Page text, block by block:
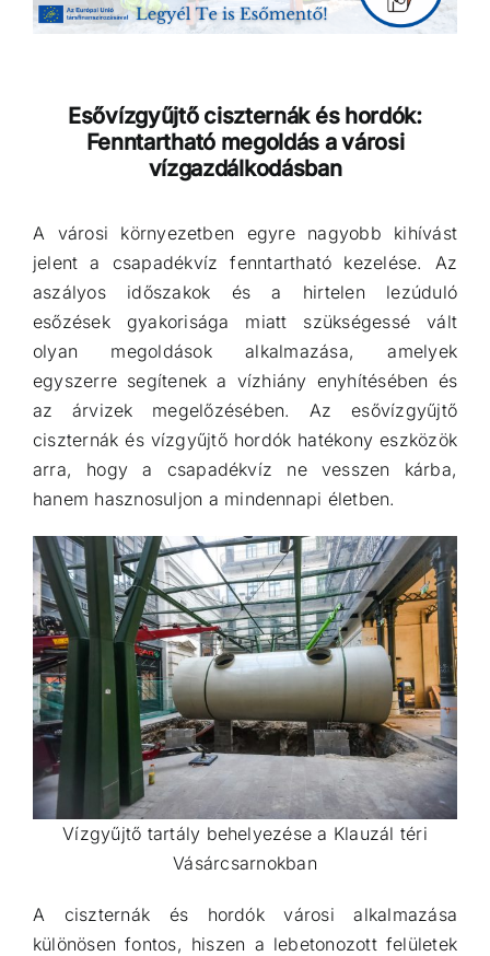
Esővízgyűjtő ciszternák és hordók:
Fenntartható megoldás a városi
vízgazdálkodásban
A városi környezetben egyre nagyobb kihívást
jelent a csapadékvíz fenntartható kezelése. Az
aszályos időszakok és a hirtelen lezúduló
esőzések gyakorisága miatt szükségessé vált
olyan megoldások alkalmazása, amelyek
egyszerre segítenek a vízhiány enyhítésében és
az árvizek megelőzésében. Az esővízgyűjtő
ciszternák és vízgyűjtő hordók hatékony eszközök
arra, hogy a csapadékvíz ne vesszen kárba,
hanem hasznosuljon a mindennapi életben.
Vízgyűjtő tartály behelyezése a Klauzál téri
Vásárcsarnokban
A ciszternák és hordók városi alkalmazása
különösen fontos, hiszen a lebetonozott felületek